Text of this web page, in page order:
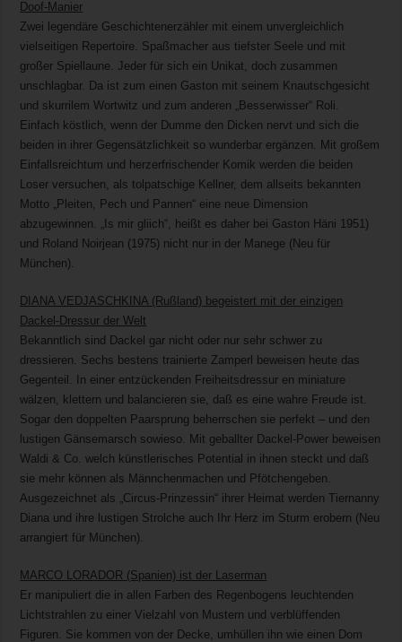
Doof-Manier
Zwei legendäre Geschichtenerzähler mit einem unvergleichlich
vielseitigen Repertoire. Spaßmacher aus tiefster Seele und mit
großer Spiellaune. Jeder für sich ein Unikat, doch zusammen
unschlagbar. Da ist zum einen Gaston mit seinem Knautschgesicht
und skurrilem Wortwitz und zum anderen „Besserwisser“ Roli.
Einfach köstlich, wenn der Dumme den Dicken nervt und sich die
beiden in ihrer Gegensätzlichkeit so wunderbar ergänzen. Mit großem
Einfallsreichtum und herzerfrischender Komik werden die beiden
Loser versuchen, als tolpatschige Kellner, dem allseits bekannten
Motto „Pleiten, Pech und Pannen“ eine neue Dimension
abzugewinnen. „Is mir gliich“, heißt es daher bei Gaston Häni 1951)
und Roland Noirjean (1975) nicht nur in der Manege (Neu für
München).
DIANA VEDJASCHKINA (Rußland) begeistert mit der einzigen
Dackel-Dressur der Welt
Bekanntlich sind Dackel gar nicht oder nur sehr schwer zu
dressieren. Sechs bestens trainierte Zamperl beweisen heute das
Gegenteil. In einer entzückenden Freiheitsdressur en miniature
wälzen, klettern und balancieren sie, daß es eine wahre Freude ist.
Sogar den doppelten Paarsprung beherrschen sie perfekt – und den
lustigen Gänsemarsch sowieso. Mit geballter Dackel-Power beweisen
Waldi & Co. welch künstlerisches Potential in ihnen steckt und daß
sie mehr können als Männchenmachen und Pfötchengeben.
Ausgezeichnet als „Circus-Prinzessin“ ihrer Heimat werden Tiernanny
Diana und ihre lustigen Strolche auch Ihr Herz im Sturm erobern (Neu
arrangiert für München).
MARCO LORADOR (Spanien) ist der Laserman
Er manipuliert die in allen Farben des Regenbogens leuchtenden
Lichtstrahlen zu einer Vielzahl von Mustern und verblüffenden
Figuren. Sie kommen von der Decke, umhüllen ihn wie einen Dom